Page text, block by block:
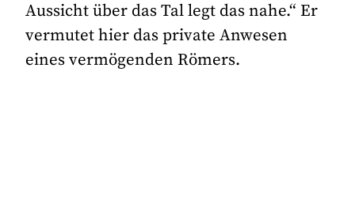
Aussicht über das Tal legt das nahe.“ Er
vermutet hier das private Anwesen
eines vermögenden Römers.